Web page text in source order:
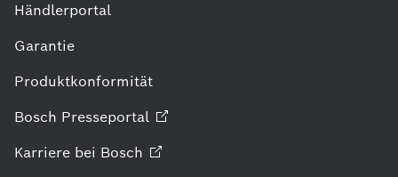
Händlerportal
Garantie
Produktkonformität
Bosch Presseportal
Karriere bei Bosch